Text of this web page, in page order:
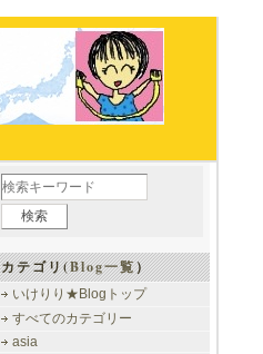
カテゴリ(Blog一覧）
いけりり★Blogトップ
すべてのカテゴリー
asia